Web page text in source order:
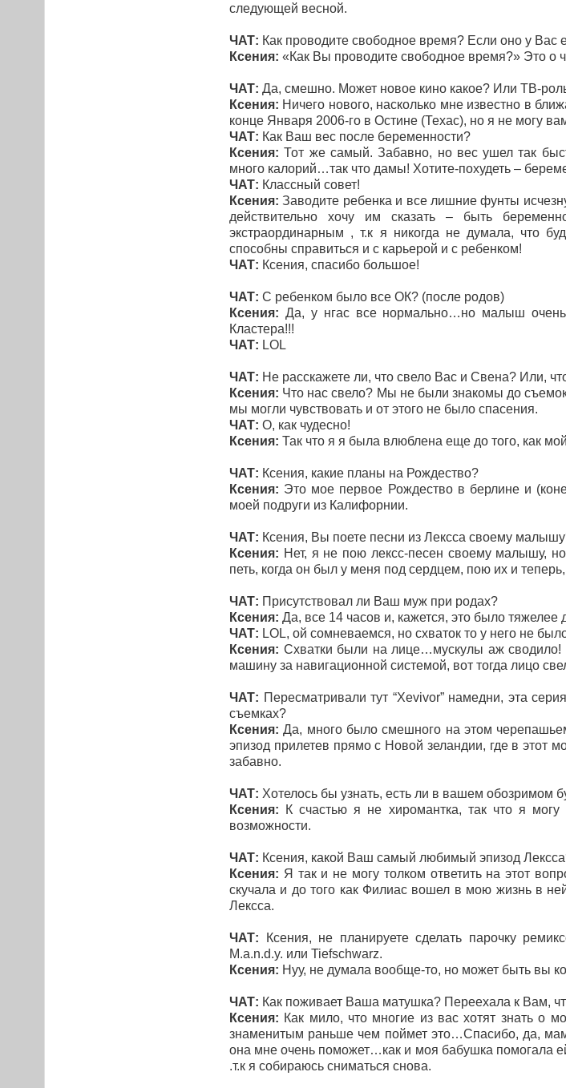
следующей весной.
ЧАТ: Как проводите свободное время? Если оно у Вас
Ксения: «Как Вы проводите свободное время?» Это о
ЧАТ: Да, смешно. Может новое кино какое? Или ТВ-
Ксения: Ничего нового, насколько мне известно в
конце Января 2006-го в Остине (Техас), но я не могу
ЧАТ: Как Ваш вес после беременности?
Ксения: Тот же самый. Забавно, но вес ушел так
много калорий…так что дамы! Хотите-похудеть –
ЧАТ: Классный совет!
Ксения: Заводите ребенка и все лишние фунты
действительно хочу им сказать – быть
экстраординарным , т.к я никогда не думала, что
способны справиться и с карьерой и с ребенком!
ЧАТ: Ксения, спасибо большое!
ЧАТ: С ребенком было все ОК? (после родов)
Ксения: Да, у нгас все нормально…но малыш
Кластера!!!
ЧАТ: LOL
ЧАТ: Не расскажете ли, что свело Вас и Свена? Или,
Ксения: Что нас свело? Мы не были знакомы до
мы могли чувствовать и от этого не было спасения.
ЧАТ: О, как чудесно!
Ксения: Так что я я была влюблена еще до того, как
ЧАТ: Ксения, какие планы на Рождество?
Ксения: Это мое первое Рождество в берлине и
моей подруги из Калифорнии.
ЧАТ: Ксения, Вы поете песни из Лексса своему
Ксения: Нет, я не пою лексс-песен своему малышу,
петь, когда он был у меня под сердцем, пою их и теперь,
ЧАТ: Присутствовал ли Ваш муж при родах?
Ксения: Да, все 14 часов и, кажется, это было
ЧАТ: LOL, ой сомневаемся, но схваток то у него не
Ксения: Схватки были на лице…мускулы аж
машину за навигационной системой, вот тогда лицо
ЧАТ: Пересматривали тут “Xevivor” намедни, эта
съемках?
Ксения: Да, много было смешного на этом
эпизод прилетев прямо с Новой зеландии, где в этот
забавно.
ЧАТ: Хотелось бы узнать, есть ли в вашем обозримом
Ксения: К счастью я не хиромантка, так что я
возможности.
ЧАТ: Ксения, какой Ваш самый любимый эпизод
Ксения: Я так и не могу толком ответить на этот
скучала и до того как Филиас вошел в мою жизнь в
Лексса.
ЧАТ: Ксения, не планируете сделать парочку
M.a.n.d.y. или Tiefschwarz.
Ксения: Нуу, не думала вообще-то, но может быть вы
ЧАТ: Как поживает Ваша матушка? Переехала к Вам,
Ксения: Как мило, что многие из вас хотят знать о
знаменитым раньше чем поймет это…Спасибо, да,
она мне очень поможет…как и моя бабушка помогала
.т.к я собираюсь сниматься снова.